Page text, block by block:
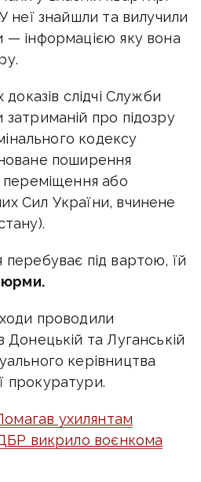
неї знайшли та вилучили
— інформацією яку вона
доказів слідчі Служби
про підозру
кодексу
поширення
переміщення або
Сил України, вчинене
перебуває під вартою, їй
проводили
Донецькій та Луганській
керівництва
прокуратури.
ухилянтам
викрило воєнкома